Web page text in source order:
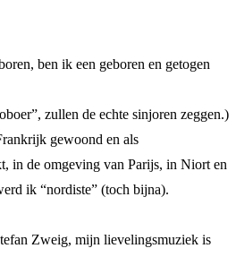
ben ik een geboren en getogen
zullen de echte sinjoren zeggen.)
gewoond en als
in de omgeving van Parijs, in Niort en
ik “nordiste” (toch bijna).
Zweig, mijn lievelingsmuziek is